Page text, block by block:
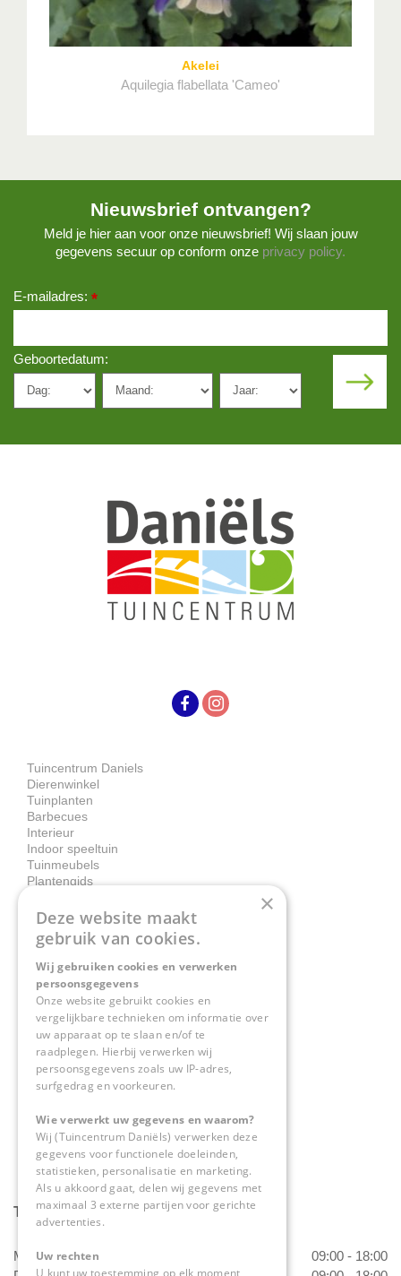
Akelei
Aquilegia flabellata 'Cameo'
Nieuwsbrief ontvangen?
Meld je hier aan voor onze nieuwsbrief! Wij slaan jouw
gegevens secuur op conform onze privacy policy.
E-mailadres: *
Geboortedatum:
Tuincentrum Daniels
Dierenwinkel
Tuinplanten
Barbecues
Interieur
Indoor speeltuin
Tuinmeubels
Plantengids
Contact
Tuincentrum Daniëls
Herkenbosserweg 4
6063 NL Vlodrop
0475-534298
info@tuincentrumdaniels.nl
Tuincentrum Daniëls
Maandag
09:00 - 18:00
×
Deze website maakt
gebruik van cookies.
Wij gebruiken cookies en verwerken
persoonsgegevens
Onze website gebruikt cookies en
vergelijkbare technieken om informatie over
uw apparaat op te slaan en/of te
raadplegen. Hierbij verwerken wij
persoonsgegevens zoals uw IP-adres,
surfgedrag en voorkeuren.
Wie verwerkt uw gegevens en waarom?
Wij (Tuincentrum Daniëls) verwerken deze
gegevens voor functionele doeleinden,
statistieken, personalisatie en marketing.
Als u akkoord gaat, delen wij gegevens met
maximaal 3 externe partijen voor gerichte
advertenties.
Uw rechten
U kunt uw toestemming op elk moment